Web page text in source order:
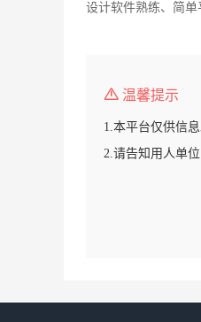
设计软件熟练、简单
温馨提示
1.本平台仅供信息
2.请告知用人单